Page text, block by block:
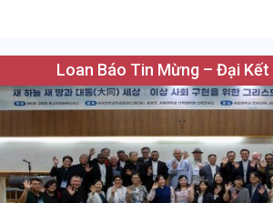
Loan Báo Tin Mừng – Đại Kết